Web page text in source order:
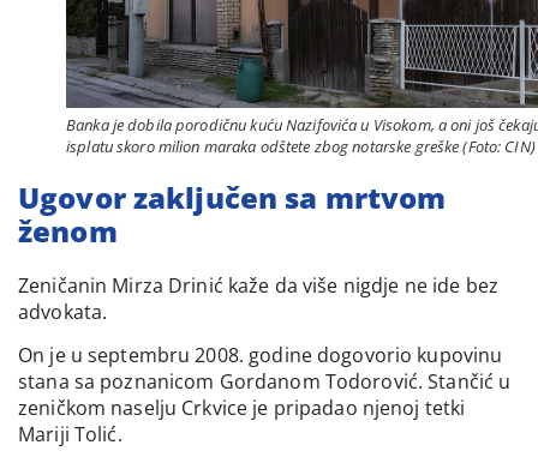
Banka je dobila porodičnu kuću Nazifovića u Visokom, a oni još
isplatu skoro milion maraka odštete zbog notarske greške (Foto: CIN)
Ugovor zaključen sa mrtvom
ženom
Zeničanin Mirza Drinić kaže da više nigdje ne ide bez
advokata.
On je u septembru 2008. godine dogovorio kupovinu
stana sa poznanicom Gordanom Todorović. Stančić u
zeničkom naselju Crkvice je pripadao njenoj tetki
Mariji Tolić.